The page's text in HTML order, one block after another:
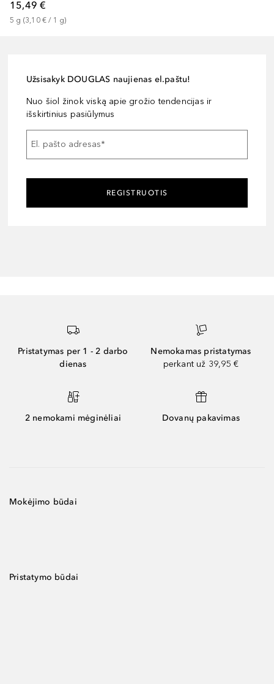
15,49 €
5 g (3,10 € / 1 g)
Užsisakyk DOUGLAS naujienas el.paštu!
Nuo šiol žinok viską apie grožio tendencijas ir
išskirtinius pasiūlymus
El. pašto adresas*
REGISTRUOTIS
Pristatymas per 1 - 2 darbo
dienas
Nemokamas pristatymas
perkant už 39,95 €
2 nemokami mėginėliai Dovanų pakavimas
Mokėjimo būdai
Pristatymo būdai